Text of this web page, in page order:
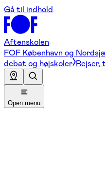
Gå til indhold
Aftenskolen
FOF København og
debat og højskoler Rejser,
Open menu